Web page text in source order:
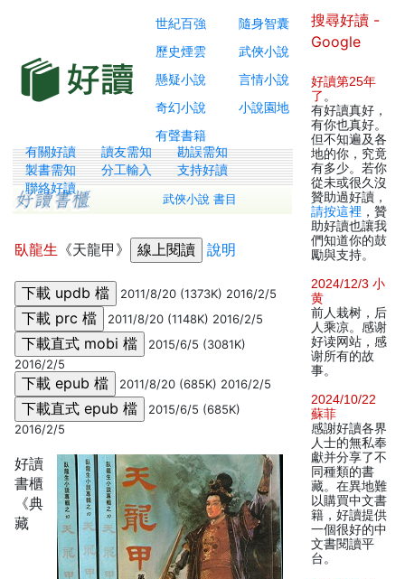
世紀百強
隨身智囊
歷史煙雲
武俠小說
懸疑小說
言情小說
奇幻小說
小說園地
有聲書籍
有關好讀 讀友需知
勘誤需知
製書需知
分工輸入
支持好讀
聯絡好讀
武俠小說 書目
臥龍生 《天龍甲》 說明
2011/8/20 (1373K) 2016/2/5
2011/8/20 (1148K) 2016/2/5
2015/6/5 (3081K)
2016/2/5
2011/8/20 (685K) 2016/2/5
2015/6/5 (685K)
2016/2/5
好讀
書櫃
《典
藏
搜尋好讀 -
Google
好讀第25年
了 。
有好讀真好，
有你也真好。
但不知遍及各
地的你，究竟
有多少。若你
從未或很久沒
贊助過好讀，
請按這裡 ，贊
助好讀也讓我
們知道你的鼓
勵與支持。
2024/12/3 小
黄
前人栽树，后
人乘凉。感谢
好读网站，感
谢所有的故
事。
2024/10/22
蘇菲
感謝好讀各界
人士的無私奉
獻并分享了不
同種類的書
藏。在異地難
以購買中文書
籍，好讀提供
一個很好的中
文書閱讀平
台。